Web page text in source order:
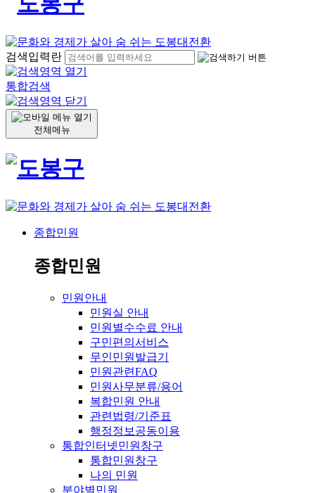
검색입력란
통합검색
전체메뉴
종합민원
종합민원
민원안내
민원실 안내
민원별수수료 안내
구민편의서비스
무인민원발급기
민원관련FAQ
민원사무분류/용어
복합민원 안내
관련법령/기준표
행정정보공동이용
통합인터넷민원창구
통합민원창구
나의 민원
분야별민원